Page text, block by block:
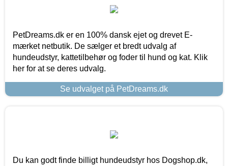
PetDreams.dk er en 100% dansk ejet og drevet E-
mærket netbutik. De sælger et bredt udvalg af
hundeudstyr, kattetilbehør og foder til hund og kat. Klik
her for at se deres udvalg.
Se udvalget på PetDreams.dk
Du kan godt finde billigt hundeudstyr hos Dogshop.dk,